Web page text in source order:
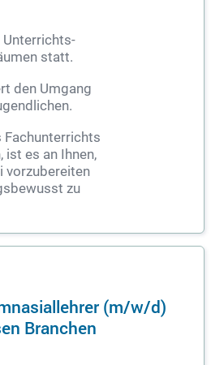
Unterrichts-
statt.
den Umgang
Fachunterrichts
ist es an Ihnen,
vorzubereiten
zu
(m/w/d)
Branchen